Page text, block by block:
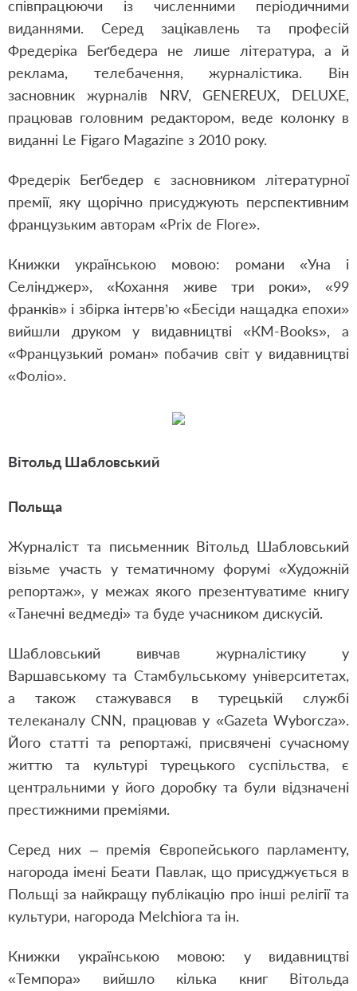
співпрацюючи із численними періодичними
виданнями. Серед зацікавлень та професій
Фредеріка Беґбедера не лише література, а й
реклама, телебачення, журналістика. Він
засновник журналів NRV, GENEREUX, DELUXE,
працював головним редактором, веде колонку в
виданні Le Figaro Magazine з 2010 року.
Фредерік Беґбедер є засновником літературної
премії, яку щорічно присуджують перспективним
французьким авторам «Prix de Flore».
Книжки українською мовою: романи «Уна і
Селінджер», «Кохання живе три роки», «99
франків» і збірка інтерв’ю «Бесіди нащадка епохи»
вийшли друком у видавництві «КМ-Books», а
«Французький роман» побачив світ у видавництві
«Фоліо».
Вітольд Шабловський
Польща
Журналіст та письменник Вітольд Шабловський
візьме участь у тематичному форумі «Художній
репортаж», у межах якого презентуватиме книгу
«Танечні ведмеді» та буде учасником дискусій.
Шабловський вивчав журналістику у
Варшавському та Стамбульському університетах,
а також стажувався в турецькій службі
телеканалу CNN, працював у «Gazeta Wyborcza».
Його статті та репортажі, присвячені сучасному
життю та культурі турецького суспільства, є
центральними у його доробку та були відзначені
престижними преміями.
Серед них – премія Європейського парламенту,
нагорода імені Беати Павлак, що присуджується в
Польщі за найкращу публікацію про інші релігії та
культури, нагорода Melchiora та ін.
Книжки українською мовою: у видавництві
«Темпора» вийшло кілька книг Вітольда